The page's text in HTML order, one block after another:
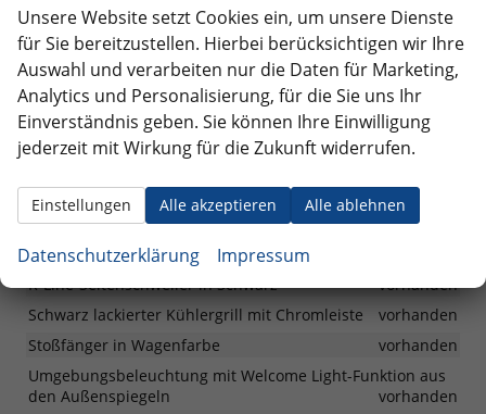
vorhanden
Chromleisten an den Seitenfenstern
vorhanden
Dachreling in Silber
vorhanden
Fahrlichtschaltung automatisch, mit LED-Tagfahrlicht
sowie Begrüßungs- und Verabschiedungslicht
vorhanden
Front- und Heckstoßfänger im R-Line-Design
LED-Rückleuchten
vorhanden
Lufteinlass mit Chromleiste
vorhanden
R-Line-Logo auf Kühlergrill und Vordertüren
R-Line-Seitenschweller in Schwarz
vorhanden
Schwarz lackierter Kühlergrill mit Chromleiste
vorhanden
Stoßfänger in Wagenfarbe
vorhanden
Umgebungsbeleuchtung mit Welcome Light-Funktion aus
den Außenspiegeln
vorhanden
Unsere Website setzt Cookies ein, um unsere Dienste
für Sie bereitzustellen. Hierbei berücksichtigen wir Ihre
Auswahl und verarbeiten nur die Daten für Marketing,
Analytics und Personalisierung, für die Sie uns Ihr
Einverständnis geben. Sie können Ihre Einwilligung
jederzeit mit Wirkung für die Zukunft widerrufen.
Alle akzeptieren Alle ablehnen
Einstellungen
Datenschutzerklärung Impressum